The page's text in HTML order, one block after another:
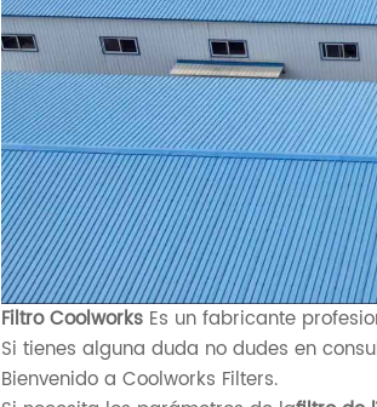
Filtro Coolworks Es un fabricante
Si tienes alguna duda no dudes en
Bienvenido a Coolworks Filters.